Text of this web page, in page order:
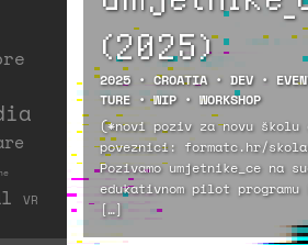
VR
(2025)
2025•CROATIA•DEV•
TURE•WIP•WORKSHOP
(*novi poziv za novu školu
poveznici: formatc.hr/
Pozivamo umjetnike_ce na
edukativnom pilot
[…]